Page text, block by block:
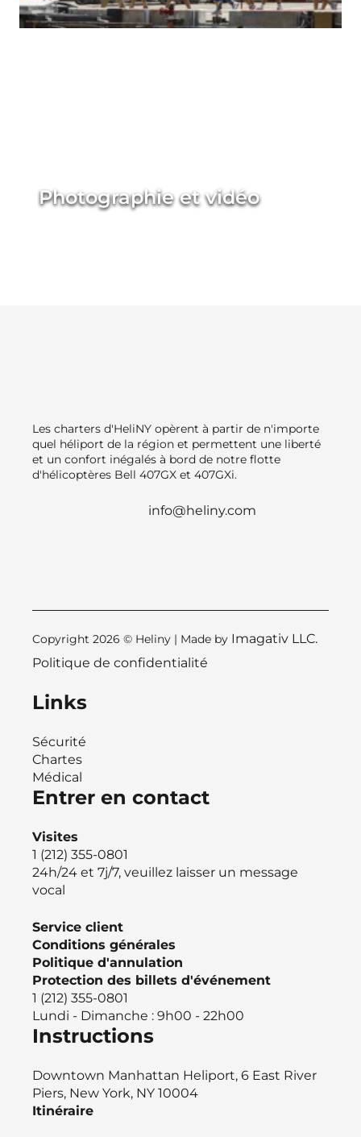
Photographie et vidéo
Les charters d'HeliNY opèrent à partir de n'importe
quel héliport de la région et permettent une liberté
et un confort inégalés à bord de notre flotte
d'hélicoptères Bell 407GX et 407GXi.
info@heliny.com
Copyright 2026 © Heliny | Made by Imagativ LLC.
Politique de confidentialité
Links
Sécurité
Chartes
Médical
Entrer en contact
Visites
1 (212) 355-0801
24h/24 et 7j/7, veuillez laisser un message
vocal
Service client
Conditions générales
Politique d'annulation
Protection des billets d'événement
1 (212) 355-0801
Lundi - Dimanche : 9h00 - 22h00
Instructions
Downtown Manhattan Heliport, 6 East River
Piers, New York, NY 10004
Itinéraire